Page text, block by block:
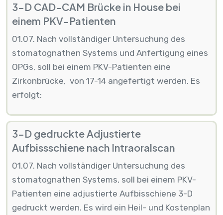
3-D CAD-CAM Brücke in House bei
einem PKV-Patienten
01.07. Nach vollständiger Untersuchung des
stomatognathen Systems und Anfertigung eines
OPGs, soll bei einem PKV-Patienten eine
Zirkonbrücke, von 17-14 angefertigt werden. Es
erfolgt:
3-D gedruckte Adjustierte
Aufbissschiene nach Intraoralscan
01.07. Nach vollständiger Untersuchung des
stomatognathen Systems, soll bei einem PKV-
Patienten eine adjustierte Aufbisschiene 3-D
gedruckt werden. Es wird ein Heil- und Kostenplan